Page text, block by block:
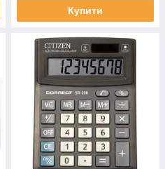
Купити